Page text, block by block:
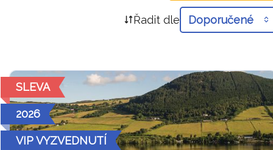
Řadit dle Doporučené
SLEVA
2026
VIP VYZVEDNUTÍ